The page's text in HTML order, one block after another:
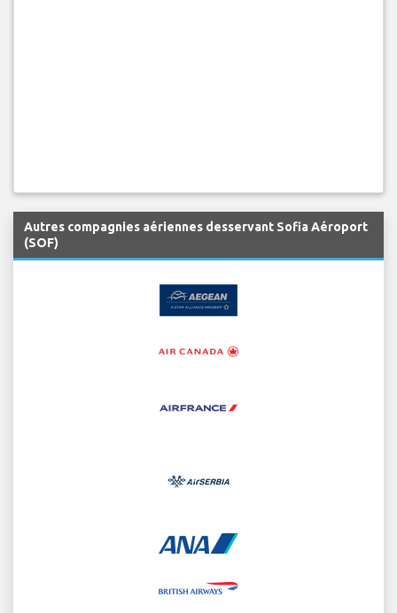
Autres compagnies aériennes desservant Sofia Aéroport
(SOF)